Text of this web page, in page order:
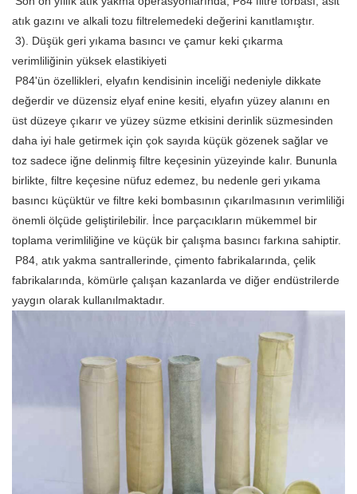
atık gazını ve alkali tozu filtrelemedeki değerini kanıtlamıştır.
verimliliğinin yüksek elastikiyeti
değerdir ve düzensiz elyaf enine kesiti, elyafın yüzey alanını en
üst düzeye çıkarır ve yüzey süzme etkisini derinlik süzmesinden
daha iyi hale getirmek için çok sayıda küçük gözenek sağlar ve
toz sadece iğne delinmiş filtre keçesinin yüzeyinde kalır. Bununla
birlikte, filtre keçesine nüfuz edemez, bu nedenle geri yıkama
basıncı küçüktür ve filtre keki bombasının çıkarılmasının verimliliği
önemli ölçüde geliştirilebilir. İnce parçacıkların mükemmel bir
toplama verimliliğine ve küçük bir çalışma basıncı farkına sahiptir.
fabrikalarında, kömürle çalışan kazanlarda ve diğer endüstrilerde
yaygın olarak kullanılmaktadır.